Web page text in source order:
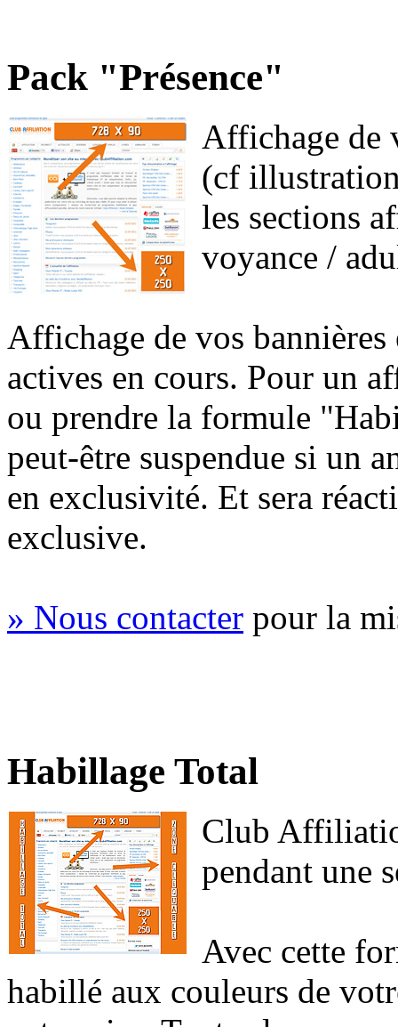
Pack "Présence"
Affichage de
(cf
les sections
voyance /
Affichage de vos bannières
actives en cours. Pour un
ou prendre la formule
peut-être suspendue si un
en exclusivité. Et sera
exclusive.
» Nous contacter pour la
Habillage Total
Club
pendant une
Avec cette
habillé aux couleurs de